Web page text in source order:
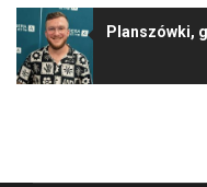
Planszówki,